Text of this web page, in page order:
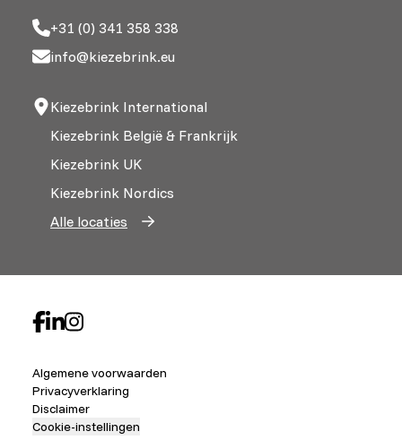
+31 (0) 341 358 338
info@kiezebrink.eu
Kiezebrink International
Kiezebrink België & Frankrijk
Kiezebrink UK
Kiezebrink Nordics
Alle locaties
Algemene voorwaarden
Privacyverklaring
Disclaimer
Cookie-instellingen